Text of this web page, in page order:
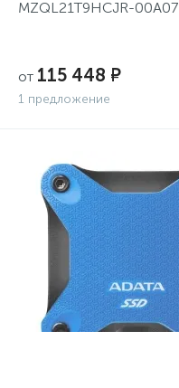
MZQL21T9HCJR-00A07
от 115 448 ₽
1 предложение